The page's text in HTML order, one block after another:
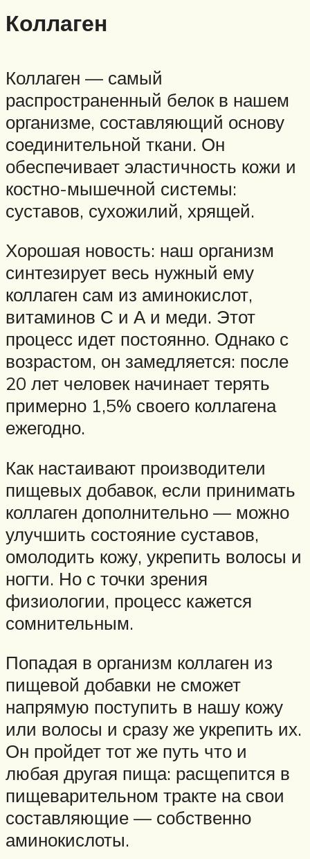
Коллаген
Коллаген — самый
распространенный белок в нашем
организме, составляющий основу
соединительной ткани. Он
обеспечивает эластичность кожи и
костно-мышечной системы:
суставов, сухожилий, хрящей.
Хорошая новость: наш организм
синтезирует весь нужный ему
коллаген сам из аминокислот,
витаминов С и А и меди. Этот
процесс идет постоянно. Однако с
возрастом, он замедляется: после
20 лет человек начинает терять
примерно 1,5% своего коллагена
ежегодно.
Как настаивают производители
пищевых добавок, если принимать
коллаген дополнительно — можно
улучшить состояние суставов,
омолодить кожу, укрепить волосы и
ногти. Но с точки зрения
физиологии, процесс кажется
сомнительным.
Попадая в организм коллаген из
пищевой добавки не сможет
напрямую поступить в нашу кожу
или волосы и сразу же укрепить их.
Он пройдет тот же путь что и
любая другая пища: расщепится в
пищеварительном тракте на свои
составляющие — собственно
аминокислоты.